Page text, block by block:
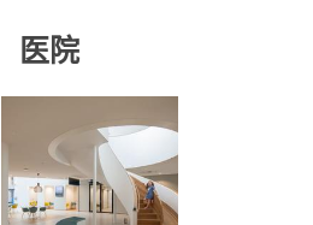
医院